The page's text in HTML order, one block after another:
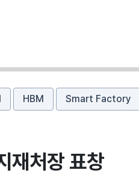
HBM Smart Factory
재처장 표창